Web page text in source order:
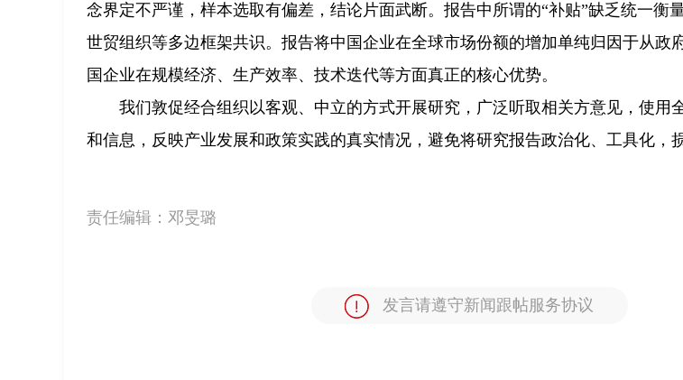
念界定不严谨，样本选取有偏差，结论片面武断。报告中所谓的“补贴”缺乏统一衡
世贸组织等多边框架共识。报告将中国企业在全球市场份额的增加单纯归因于从政
国企业在规模经济、生产效率、技术迭代等方面真正的核心优势。
我们敦促经合组织以客观、中立的方式开展研究，广泛听取相关方意见，使用
和信息，反映产业发展和政策实践的真实情况，避免将研究报告政治化、工具化，
责任编辑： 邓旻璐
发言请遵守新闻跟帖服务协议